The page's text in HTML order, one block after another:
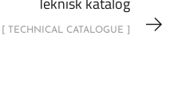
[ TECHNICAL CATALOGUE ]